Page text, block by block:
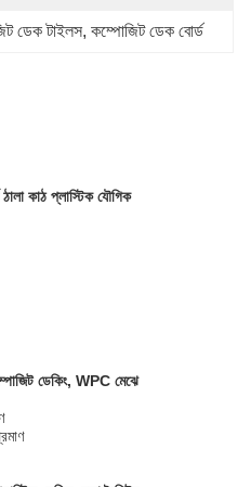
ডেক টাইলস, কম্পোজিট ডেক বোর্ড
কাঠ প্লাস্টিক যৌগিক
ডেকিং, WPC মেঝে